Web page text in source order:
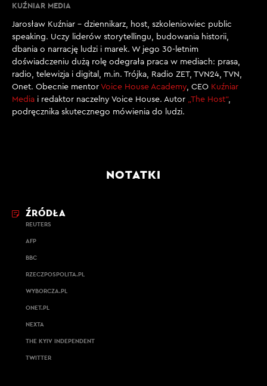
KUŹNIAR MEDIA
Jarosław Kuźniar – dziennikarz, host, szkoleniowiec public
speaking. Uczy liderów storytellingu, budowania historii,
dbania o narrację ludzi i marek. W jego 30-letnim
doświadczeniu dużą rolę odegrała praca w mediach: prasa,
radio, telewizja i digital, m.in. Trójka, Radio ZET, TVN24, TVN,
Onet. Obecnie mentor Voice House Academy, CEO Kuźniar
Media i redaktor naczelny Voice House. Autor „The Host”,
podręcznika skutecznego mówienia do ludzi.
NOTATKI
ŹRÓDŁA
REUTERS
AFP
BBC
RZECZPOSPOLITA.PL
WYBORCZA.PL
ONET.PL
NEXTA
THE KYIV INDEPENDENT
TWITTER